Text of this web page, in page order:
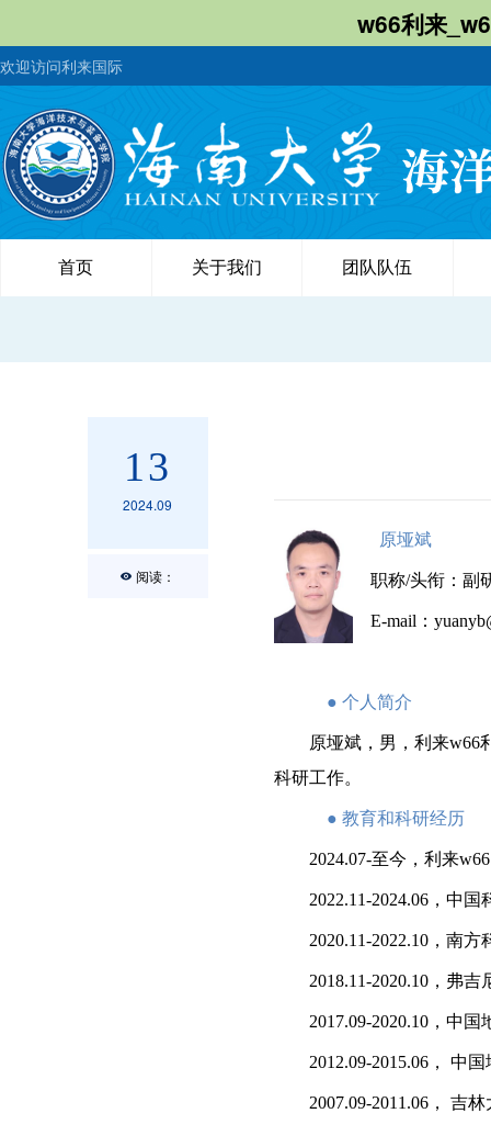
w66利来
欢迎访问利来国际
首页 关于我们 团队队伍
13
2024.09
阅读：
原垭斌
职称/头衔： 副
E-mail ： yuanyb
● 个人简介
原垭斌，男，利来w66
科研工作。
● 教育和科研经历
2024.07-至今，利来
2022.11-2024.06，中国
2020.11-2022.10，南方
2018.11-2020.10，弗吉
2017.09-2020.10，中国
2012.09-2015.06， 中国
2007.09-2011.06， 吉林